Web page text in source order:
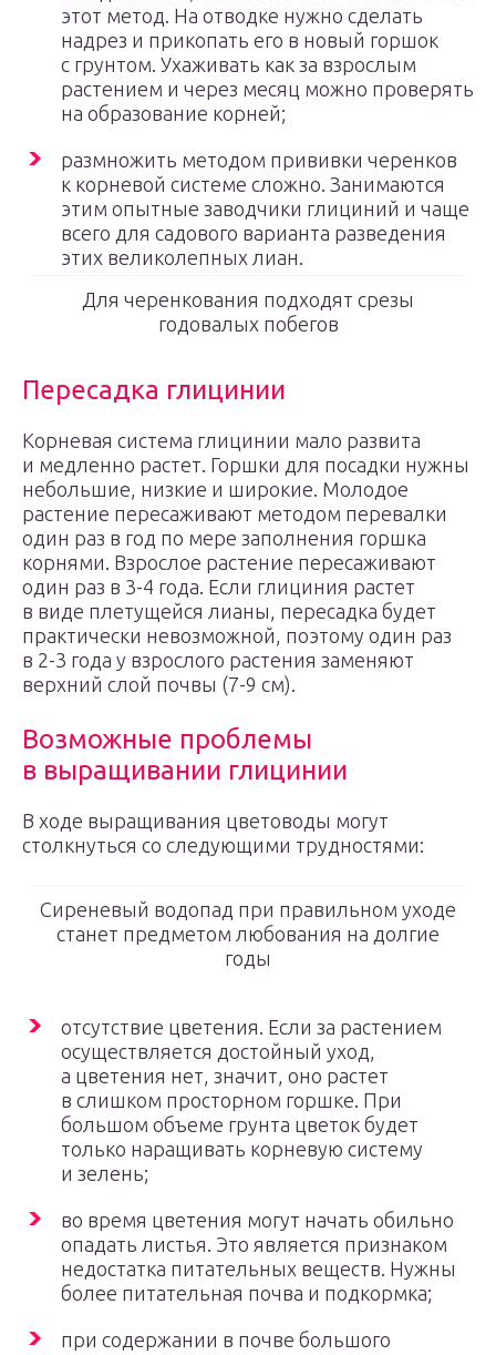
этот метод. На отводке нужно сделать
надрез и прикопать его в новый горшок
с грунтом. Ухаживать как за взрослым
растением и через месяц можно проверять
на образование корней;
размножить методом прививки черенков
к корневой системе сложно. Занимаются
этим опытные заводчики глициний и чаще
всего для садового варианта разведения
этих великолепных лиан.
Для черенкования подходят срезы
годовалых побегов
Пересадка глицинии
Корневая система глицинии мало развита
и медленно растет. Горшки для посадки нужны
небольшие, низкие и широкие. Молодое
растение пересаживают методом перевалки
один раз в год по мере заполнения горшка
корнями. Взрослое растение пересаживают
один раз в 3-4 года. Если глициния растет
в виде плетущейся лианы, пересадка будет
практически невозможной, поэтому один раз
в 2-3 года у взрослого растения заменяют
верхний слой почвы (7-9 см).
Возможные проблемы
в выращивании глицинии
В ходе выращивания цветоводы могут
столкнуться со следующими трудностями:
Сиреневый водопад при правильном уходе
станет предметом любования на долгие
годы
отсутствие цветения. Если за растением
осуществляется достойный уход,
а цветения нет, значит, оно растет
в слишком просторном горшке. При
большом объеме грунта цветок будет
только наращивать корневую систему
и зелень;
во время цветения могут начать обильно
опадать листья. Это является признаком
недостатка питательных веществ. Нужны
более питательная почва и подкормка;
при содержании в почве большого